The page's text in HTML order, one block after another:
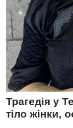
Трагедія у
тіло жінки,